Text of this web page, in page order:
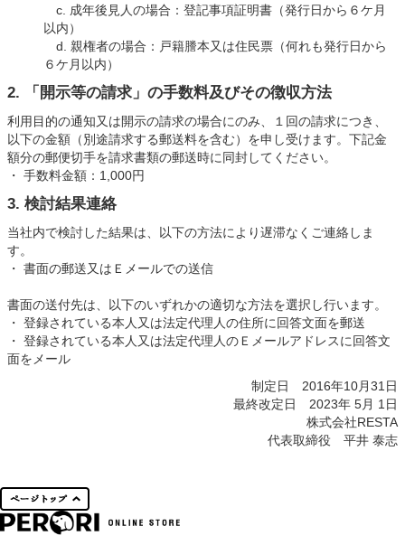
c. 成年後見人の場合：登記事項証明書（発行日から６ケ月
以内）
d. 親権者の場合：戸籍謄本又は住民票（何れも発行日から
６ケ月以内）
2. 「開示等の請求」の手数料及びその徴収方法
利用目的の通知又は開示の請求の場合にのみ、１回の請求につき、
以下の金額（別途請求する郵送料を含む）を申し受けます。下記金
額分の郵便切手を請求書類の郵送時に同封してください。
・ 手数料金額：1,000円
3. 検討結果連絡
当社内で検討した結果は、以下の方法により遅滞なくご連絡しま
す。
・ 書面の郵送又はＥメールでの送信
書面の送付先は、以下のいずれかの適切な方法を選択し行います。
・ 登録されている本人又は法定代理人の住所に回答文面を郵送
・ 登録されている本人又は法定代理人のＥメールアドレスに回答文
面をメール
制定日 2016年10月31日
最終改定日 2023年 5月 1日
株式会社RESTA
代表取締役 平井 泰志